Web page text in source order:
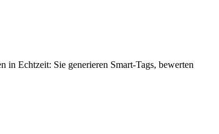
Echtzeit: Sie generieren Smart-Tags, bewerten